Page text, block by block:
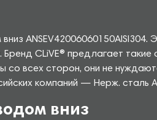
CLiVE® предлагает
всех сторон, они не
компаний — Нерж. сталь
вниз